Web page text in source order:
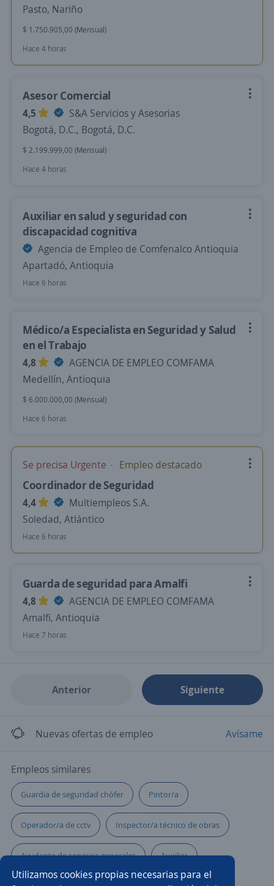
Utilizamos cookies propias necesarias para el
Pasto, Nariño
$ 1.750.905,00 (Mensual)
Hace 4 horas
Asesor Comercial
4,5
S&A Servicios y Asesorias
Bogotá, D.C., Bogotá, D.C.
$ 2.199.999,00 (Mensual)
Hace 4 horas
Auxiliar en salud y seguridad con
discapacidad cognitiva
Agencia de Empleo de Comfenalco Antioquia
Apartadó, Antioquia
Hace 6 horas
Médico/a Especialista en Seguridad y Salud
en el Trabajo
4,8
AGENCIA DE EMPLEO COMFAMA
Medellín, Antioquia
$ 6.000.000,00 (Mensual)
Hace 6 horas
Se precisa Urgente Empleo destacado
Coordinador de Seguridad
4,4
Multiempleos S.A.
Soledad, Atlántico
Hace 6 horas
Guarda de seguridad para Amalfi
4,8
AGENCIA DE EMPLEO COMFAMA
Amalfi, Antioquia
Hace 7 horas
Anterior Siguiente
Nuevas ofertas de empleo Avísame
Empleos similares
Guardia de seguridad chófer Pintor/a
Operador/a de cctv Inspector/a técnico de obras
Ayudante de servicios generales Auxiliar